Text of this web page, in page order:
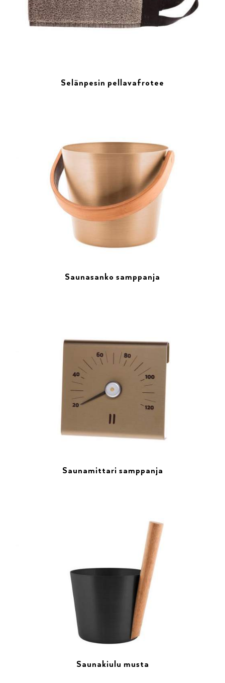
Selänpesin pellavafrotee
Saunasanko samppanja
Saunamittari samppanja
Saunakiulu musta